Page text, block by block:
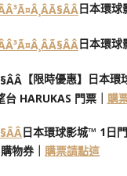
日本環球
日本環球
【限時優惠】日本
HARUKAS 門票｜ 購
日本環球影城™ 1日
購物券｜ 購票請點這